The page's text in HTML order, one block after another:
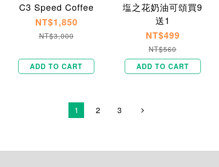
C3 Speed Coffee
NT$1,850
NT$3,000
ADD TO CART
塩之花奶油可頌買9
送1
NT$499
NT$560
ADD TO CART
1 2 3